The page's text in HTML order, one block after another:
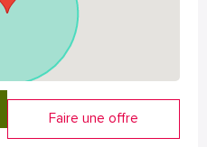
Faire une offre